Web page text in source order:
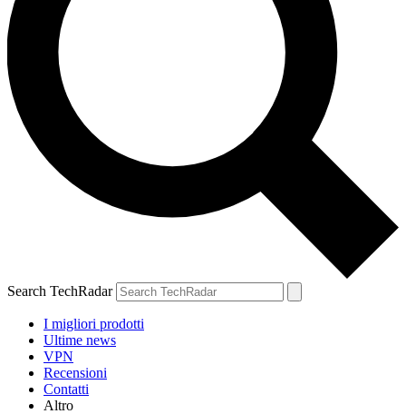
Search TechRadar
I migliori prodotti
Ultime news
VPN
Recensioni
Contatti
Altro